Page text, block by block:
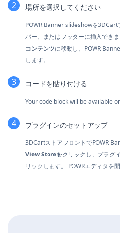
場所を選択してください
POWR Banner slideshowを
バー、またはフッターに挿入でき
コンテンツに移動し、POWR
します。
コードを貼り付ける
Your code block will be available
プラグインのセットアップ
3DCartストアフロントでPOWR
View Storeをクリックし、プラグ
リックします。 POWRエディタを開